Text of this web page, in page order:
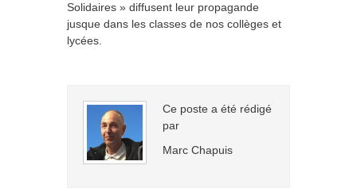
Solidaires » diffusent leur propagande
jusque dans les classes de nos collèges et
lycées.
Ce poste a été rédigé
par
Marc Chapuis